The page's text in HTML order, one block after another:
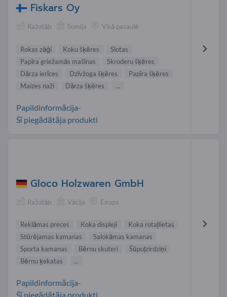
Fiskars Oy
Ražotājs Somija Visā pasaulē
Rokas zāģi Koku šķēres
Slotas
Papīra griežamās mašīnas
Skroderu šķēres
Dārza ierīces
Dzīvžoga šķēres
Papīra šķēres
Maizes naži
Dārza šķēres ...
Papildinformācija-
Šī piegādātāja produkti
Gloco Holzwaren GmbH
Ražotājs Vācija Eiropa
Reklāmas preces Koka displeji
Koka rotaļlietas
Stūrējamas kamanas
Salokāmas kamanas
Sporta kamanas
Bērnu skuteri
Šūpuļzirdziņi
Bērnu ķekatas
...
Papildinformācija-
Šī piegādātāja produkti